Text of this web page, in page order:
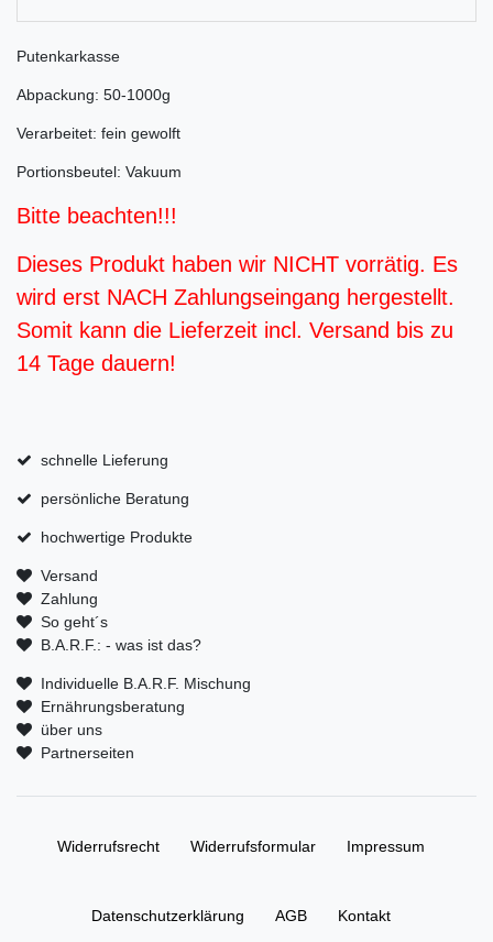
Putenkarkasse
Abpackung: 50-1000g
Verarbeitet: fein gewolft
Portionsbeutel: Vakuum
Bitte beachten!!!
Dieses Produkt haben wir NICHT vorrätig. Es
wird erst NACH Zahlungseingang hergestellt.
Somit kann die Lieferzeit incl. Versand bis zu
14 Tage dauern!
schnelle Lieferung
persönliche Beratung
hochwertige Produkte
Versand
Zahlung
So geht´s
B.A.R.F.: - was ist das?
Individuelle B.A.R.F. Mischung
Ernährungsberatung
über uns
Partnerseiten
Widerrufs­recht Widerrufs­formular Impressum
Daten­schutz­erklärung AGB Kontakt